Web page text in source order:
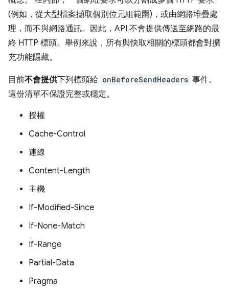
(例如，從大型檔案擷取個別位元組範圍)，或由網路堆疊處
理，而不與網路通訊。因此，API 不會提供傳送至網路的最
終 HTTP 標頭。舉例來說，所有與快取相關的標頭都會對擴
充功能隱藏。
目前不會提供下列標頭給 onBeforeSendHeaders 事件。
這份清單不保證完整或穩定。
授權
Cache-Control
連線
Content-Length
主機
If-Modified-Since
If-None-Match
If-Range
Partial-Data
Pragma